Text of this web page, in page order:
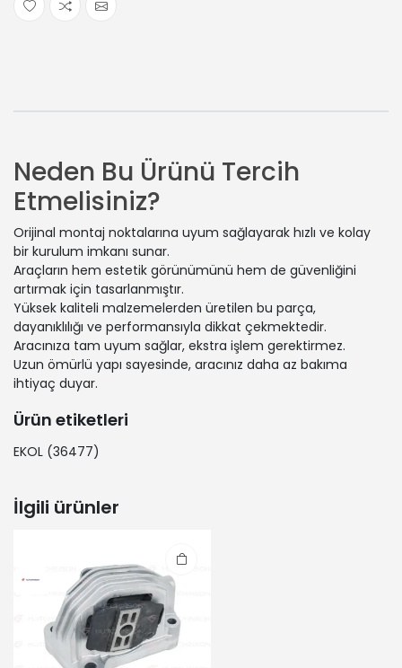
Neden Bu Ürünü Tercih
Etmelisiniz?
Orijinal montaj noktalarına uyum sağlayarak hızlı ve kolay
bir kurulum imkanı sunar.
Araçların hem estetik görünümünü hem de güvenliğini
artırmak için tasarlanmıştır.
Yüksek kaliteli malzemelerden üretilen bu parça,
dayanıklılığı ve performansıyla dikkat çekmektedir.
Aracınıza tam uyum sağlar, ekstra işlem gerektirmez.
Uzun ömürlü yapı sayesinde, aracınız daha az bakıma
ihtiyaç duyar.
Ürün etiketleri
EKOL (36477)
İlgili ürünler